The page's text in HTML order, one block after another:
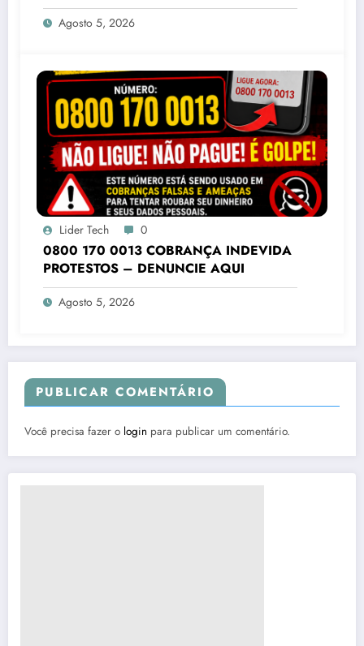
Agosto 5, 2026
Lider Tech 0
0800 170 0013 COBRANÇA INDEVIDA
PROTESTOS – DENUNCIE AQUI
Agosto 5, 2026
PUBLICAR COMENTÁRIO
Você precisa fazer o login para publicar um comentário.